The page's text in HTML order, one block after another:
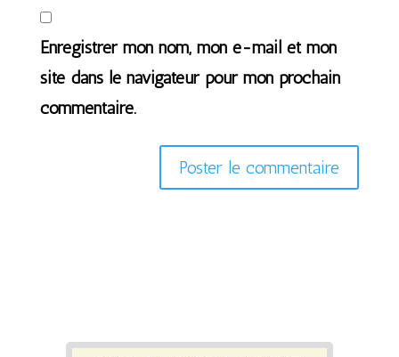
Enregistrer mon nom, mon e-mail et mon
site dans le navigateur pour mon prochain
commentaire.